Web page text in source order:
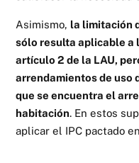
Asimismo, la limitación
sólo resulta aplicable a
artículo 2 de la LAU,
arrendamientos de uso
que se encuentra el
habitación. En estos
aplicar el IPC pactado